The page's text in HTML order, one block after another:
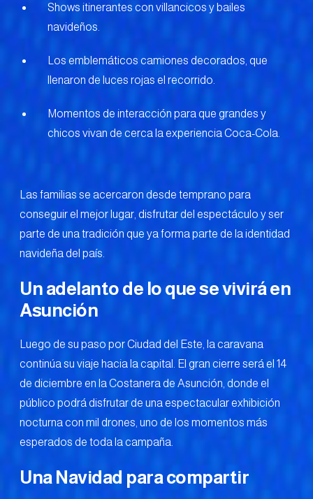
Shows itinerantes con villancicos y bailes
navideños.
Los emblemáticos camiones decorados, que
llenaron de luces rojas el recorrido.
Momentos de interacción para que grandes y
chicos vivan de cerca la experiencia Coca-Cola.
Las familias se acercaron desde temprano para
conseguir el mejor lugar, disfrutar del espectáculo y ser
parte de una tradición que ya forma parte de la identidad
navideña del país.
Un adelanto de lo que se vivirá en
Asunción
Luego de su paso por Ciudad del Este, la caravana
continúa su viaje hacia la capital. El gran cierre será el 14
de diciembre en la Costanera de Asunción, donde el
público podrá disfrutar de una espectacular exhibición
nocturna con mil drones, uno de los momentos más
esperados de toda la campaña.
Una Navidad para compartir